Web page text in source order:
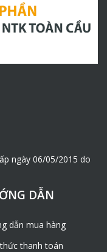
ngày 06/05/2015 do
DẪN
dẫn mua hàng
thanh toán